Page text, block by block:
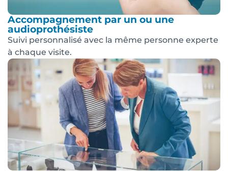
Accompagnement par un ou une
audioprothésiste
Suivi personnalisé avec la même personne experte
à chaque visite.